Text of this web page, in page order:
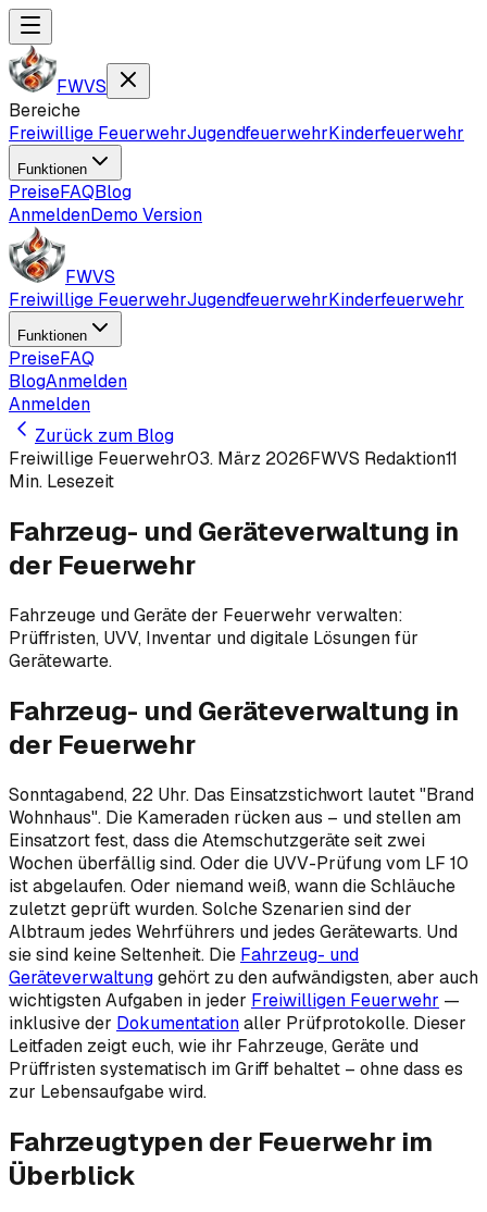
FWVS
Bereiche
Freiwillige FeuerwehrJugendfeuerwehrKinderfeuerwehr
Funktionen
PreiseFAQBlog
AnmeldenDemo Version
FWVS
Freiwillige FeuerwehrJugendfeuerwehrKinderfeuerwehr
Funktionen
PreiseFAQ
BlogAnmelden
Anmelden
Zurück zum Blog
Freiwillige Feuerwehr03. März 2026FWVS Redaktion11
Min. Lesezeit
Fahrzeug- und Geräteverwaltung in
der Feuerwehr
Fahrzeuge und Geräte der Feuerwehr verwalten:
Prüffristen, UVV, Inventar und digitale Lösungen für
Gerätewarte.
Fahrzeug- und Geräteverwaltung in
der Feuerwehr
Sonntagabend, 22 Uhr. Das Einsatzstichwort lautet "Brand
Wohnhaus". Die Kameraden rücken aus – und stellen am
Einsatzort fest, dass die Atemschutzgeräte seit zwei
Wochen überfällig sind. Oder die UVV-Prüfung vom LF 10
ist abgelaufen. Oder niemand weiß, wann die Schläuche
zuletzt geprüft wurden. Solche Szenarien sind der
Albtraum jedes Wehrführers und jedes Gerätewarts. Und
sie sind keine Seltenheit. Die Fahrzeug- und
Geräteverwaltunggehört zu den aufwändigsten, aber auch
wichtigsten Aufgaben in jeder Freiwilligen Feuerwehr —
inklusive der Dokumentationaller Prüfprotokolle. Dieser
Leitfaden zeigt euch, wie ihr Fahrzeuge, Geräte und
Prüffristen systematisch im Griff behaltet – ohne dass es
zur Lebensaufgabe wird.
Fahrzeugtypen der Feuerwehr im
Überblick